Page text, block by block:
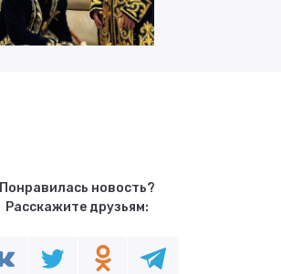
Понравилась новость?
Расскажите друзьям: